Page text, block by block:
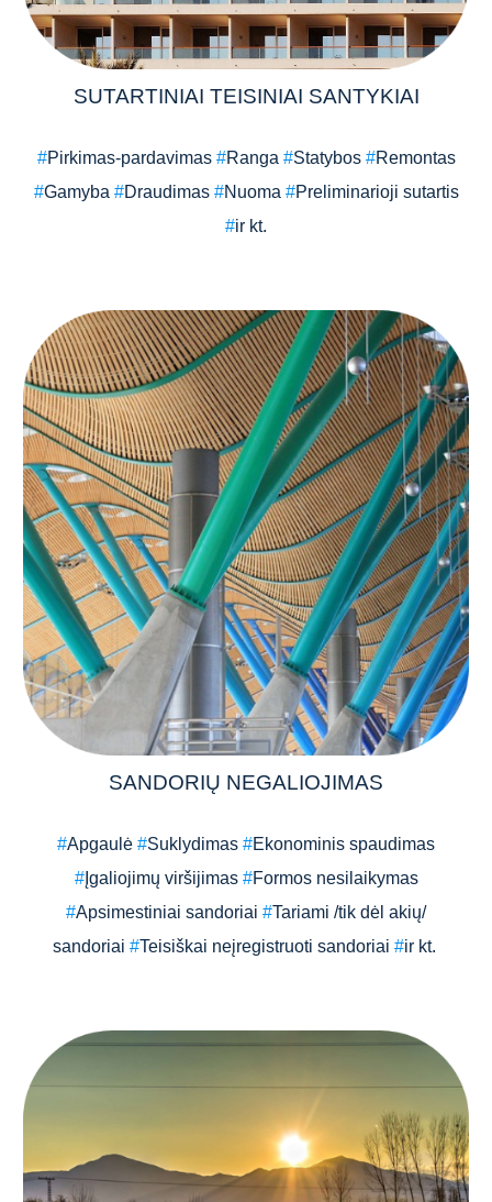
SUTARTINIAI TEISINIAI SANTYKIAI
#Pirkimas-pardavimas #Ranga #Statybos #Remontas
#Gamyba #Draudimas #Nuoma #Preliminarioji sutartis
#ir kt.
SANDORIŲ NEGALIOJIMAS
#Apgaulė #Suklydimas #Ekonominis spaudimas
#Įgaliojimų viršijimas #Formos nesilaikymas
#Apsimestiniai sandoriai #Tariami /tik dėl akių/
sandoriai #Teisiškai neįregistruoti sandoriai #ir kt.